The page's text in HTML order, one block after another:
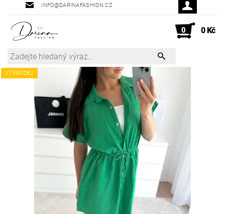
INFO@DARINAFASHION.CZ
0 0 Kč
VÝPRODEJ